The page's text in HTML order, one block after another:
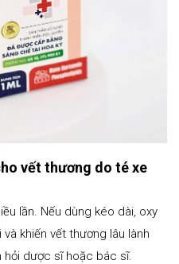
vết thương do té xe
lần. Nếu dùng kéo dài, oxy
khiến vết thương lâu lành
hỏi dược sĩ hoặc bác sĩ.